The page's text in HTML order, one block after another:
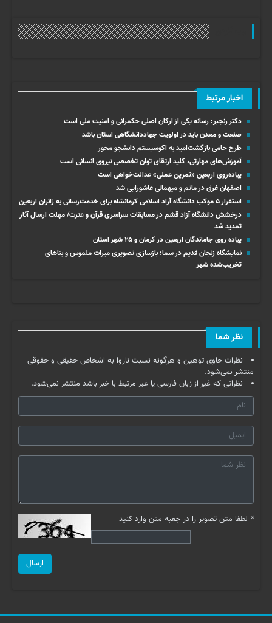
اخبار مرتبط
دکتر رنجبر: رسانه یکی از ارکان اصلی حکمرانی و امنیت ملی است
صنعت و معدن باید در اولویت جهاددانشگاهی استان باشد
طرح حامی بازگشت‌امید به اکوسیستم دانشجو محور
آموزش‌های مهارتی، کلید ارتقای توان تخصصی نیروی انسانی است
پیاده‌روی اربعین «تمرین عملی» عدالت‌خواهی است
اصفهان غرق در ماتم و میهمانی عاشورایی شد
استقرار ۵ موکب دانشگاه آزاد اسلامی کرمانشاه برای خدمت‌رسانی به زائران اربعین
درخشش دانشگاه آزاد قشم در مسابقات سراسری قرآن و عترت/ مهلت ارسال آثار
تمدید شد
پیاده روی جاماندگان اربعین در کرمان و ۲۵ شهر استان
نمایشگاه زنجان قدیم در سما؛ بازسازی تصویری میراث ملموس و بناهای
تخریب‌شده شهر
نظر شما
نظرات حاوی توهین و هرگونه نسبت ناروا به اشخاص حقیقی و حقوقی
منتشر نمی‌شود.
نظراتی که غیر از زبان فارسی یا غیر مرتبط با خبر باشد منتشر نمی‌شود.
* لطفا متن تصویر را در جعبه متن وارد کنید
ارسال